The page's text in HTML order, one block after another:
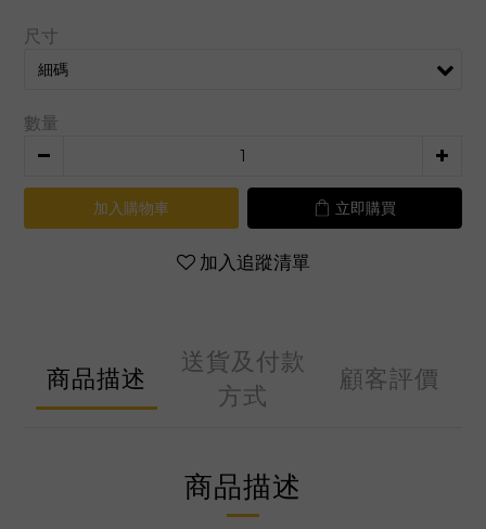
尺寸
數量
加入購物車 立即購買
加入追蹤清單
商品描述
送貨及付款
方式
顧客評價
商品描述